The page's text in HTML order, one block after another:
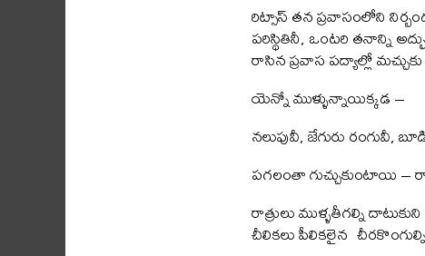
రిట్సాస్ తన ప్రవాసంలోని
పరిస్థితినీ, ఒంటరి తనాన్ని
రాసిన ప్రవాస పద్యాల్లో
యెన్నో ముళ్ళున్నాయిక్కడ –
నలుపువీ, జేగురు రంగువీ,
పగలంతా గుచ్చుకుంటాయి –
రాత్రులు ముళ్ళతీగల్ని
చీలికలు పీలికలైన